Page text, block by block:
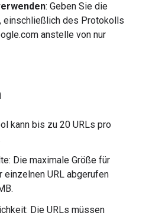
: Geben Sie die
einschließlich des Protokolls
anstelle von nur
kann bis zu 20 URLs pro
Die maximale Größe für
einzelnen URL abgerufen
Die URLs müssen